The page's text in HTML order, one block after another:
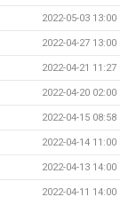
2022-05-03 13:00
2022-04-27 13:00
2022-04-21 11:27
2022-04-20 02:00
2022-04-15 08:58
2022-04-14 11:00
2022-04-13 14:00
2022-04-11 14:00